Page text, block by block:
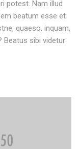
potest. Nam illud
beatum esse et
quaeso, inquam,
Beatus sibi videtur